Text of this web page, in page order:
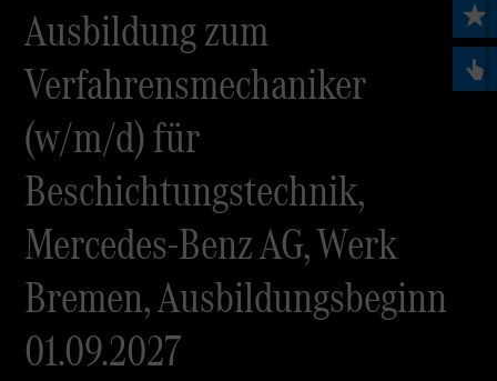
Ausbildung zum
Verfahrensmechaniker
(w/m/d) für
Beschichtungstechnik,
Mercedes-Benz AG, Werk
Bremen, Ausbildungsbeginn
01.09.2027